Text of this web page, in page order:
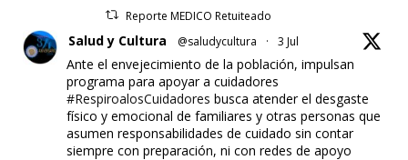
Reporte MEDICO Retuiteado
Salud y Cultura @saludycultura · 3 Jul
Ante el envejecimiento de la población, impulsan
programa para apoyar a cuidadores
#RespiroalosCuidadores busca atender el desgaste
físico y emocional de familiares y otras personas que
asumen responsabilidades de cuidado sin contar
siempre con preparación, ni con redes de apoyo